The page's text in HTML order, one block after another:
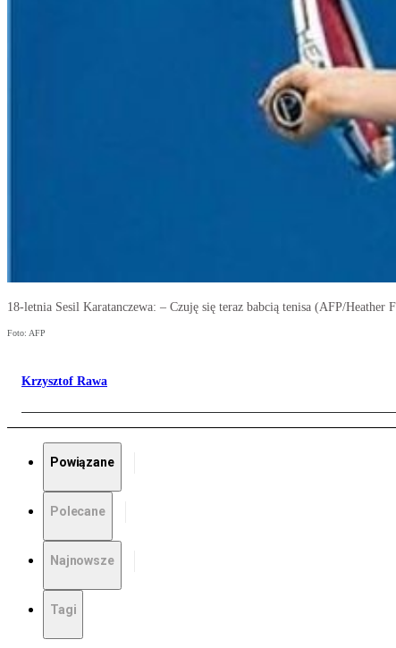
18-letnia Sesil Karatanczewa: – Czuję się teraz babcią tenisa (AFP/Heather
Foto: AFP
Krzysztof Rawa
Powiązane
Polecane
Najnowsze
Tagi